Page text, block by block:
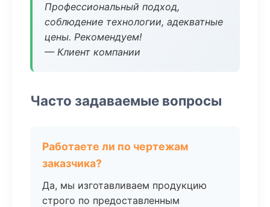
Профессиональный подход,
соблюдение технологии, адекватные
цены. Рекомендуем!
— Клиент компании
Часто задаваемые вопросы
Работаете ли по чертежам
заказчика?
Да, мы изготавливаем продукцию
строго по предоставленным